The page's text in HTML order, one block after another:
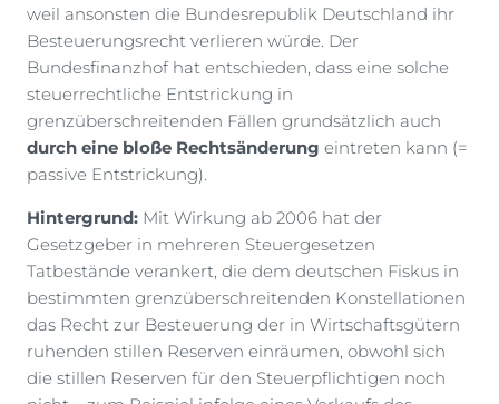
weil ansonsten die Bundesrepublik Deutschland ihr
Besteuerungsrecht verlieren würde. Der
Bundesfinanzhof hat entschieden, dass eine solche
steuerrechtliche Entstrickung in
grenzüberschreitenden Fällen grundsätzlich auch
durch eine bloße Rechtsänderung eintreten kann (=
passive Entstrickung).
Hintergrund: Mit Wirkung ab 2006 hat der
Gesetzgeber in mehreren Steuergesetzen
Tatbestände verankert, die dem deutschen Fiskus in
bestimmten grenzüberschreitenden Konstellationen
das Recht zur Besteuerung der in Wirtschaftsgütern
ruhenden stillen Reserven einräumen, obwohl sich
die stillen Reserven für den Steuerpflichtigen noch